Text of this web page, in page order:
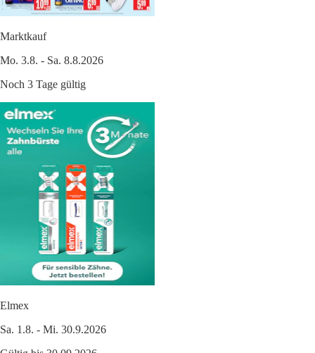
Marktkauf
Mo. 3.8. - Sa. 8.8.2026
Noch 3 Tage gültig
Elmex
Sa. 1.8. - Mi. 30.9.2026